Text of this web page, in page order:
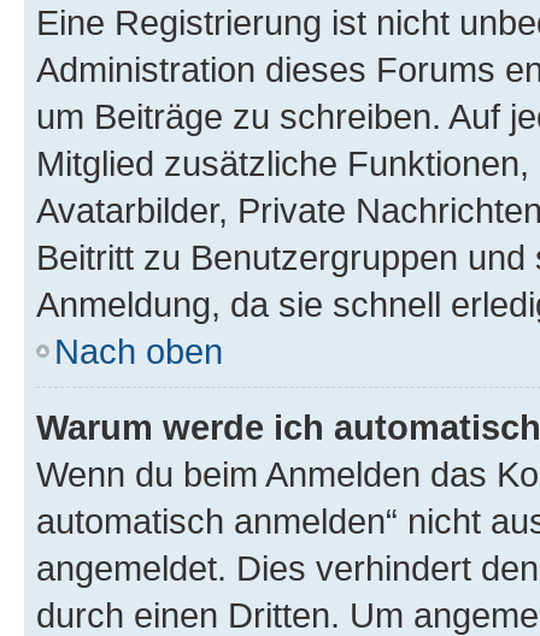
Eine Registrierung ist nicht
Administration dieses Forums
um Beiträge zu schreiben. Auf
Mitglied zusätzliche
Avatarbilder, Private
Beitritt zu Benutzergruppen
Anmeldung, da sie schnell
Nach oben
Warum werde ich
Wenn du beim Anmelden das
automatisch anmelden“ nicht
angemeldet. Dies verhindert
durch einen Dritten. Um